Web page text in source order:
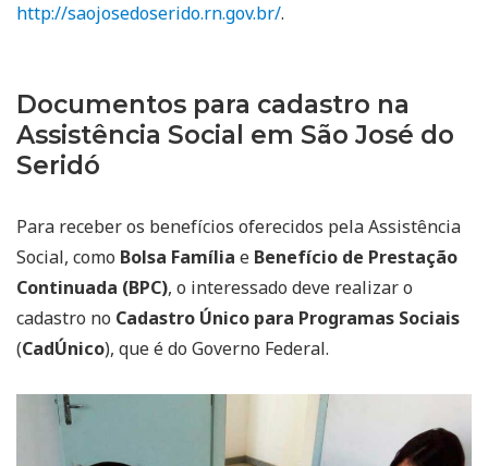
http://saojosedoserido.rn.gov.br/.
Documentos para cadastro na
Assistência Social em São José do
Seridó
Para receber os benefícios oferecidos pela Assistência
Social, como Bolsa Família e Benefício de Prestação
Continuada (BPC), o interessado deve realizar o
cadastro no Cadastro Único para Programas Sociais
(CadÚnico), que é do Governo Federal.